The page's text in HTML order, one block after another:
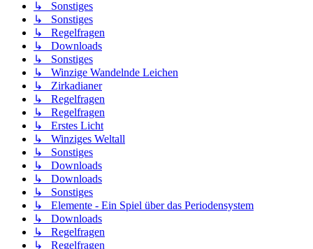
↳ Sonstiges
↳ Sonstiges
↳ Regelfragen
↳ Downloads
↳ Sonstiges
↳ Winzige Wandelnde Leichen
↳ Zirkadianer
↳ Regelfragen
↳ Regelfragen
↳ Erstes Licht
↳ Winziges Weltall
↳ Sonstiges
↳ Downloads
↳ Downloads
↳ Sonstiges
↳ Elemente - Ein Spiel über das Periodensystem
↳ Downloads
↳ Regelfragen
↳ Regelfragen